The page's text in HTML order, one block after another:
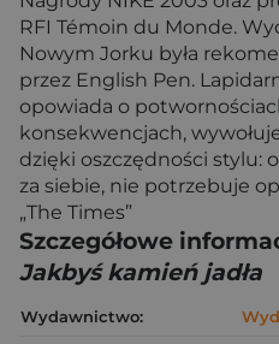
RFI Témoin du Monde.
Nowym Jorku była
przez English Pen.
opowiada o
konsekwencjach,
dzięki oszczędności stylu:
za siebie, nie potrzebuje
„The Times”
Szczegółowe
Jakbyś kamień jadła
Wydawnictwo: